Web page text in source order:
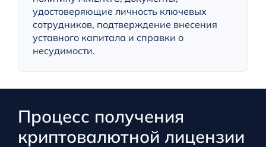
удостоверяющие личность ключевых
сотрудников, подтверждение внесения
уставного капитала и справки о
несудимости.
Процесс получения
криптовалютной лицензии